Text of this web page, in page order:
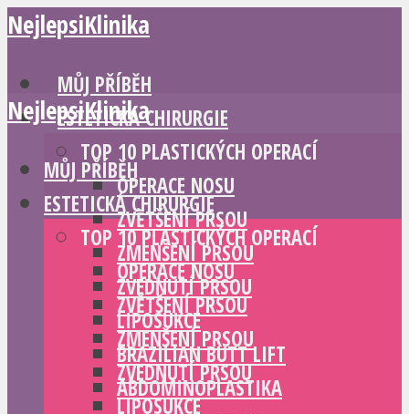
NejlepsiKlinika
MŮJ PŘÍBĚH
ESTETICKÁ CHIRURGIE
TOP 10 PLASTICKÝCH OPERACÍ
OPERACE NOSU
ZVĚTŠENÍ PRSOU
ZMENŠENÍ PRSOU
ZVEDNUTÍ PRSOU
LIPOSUKCE
BRAZILIAN BUTT LIFT
ABDOMINOPLASTIKA
NejlepsiKlinika
MŮJ PŘÍBĚH
ESTETICKÁ CHIRURGIE
TOP 10 PLASTICKÝCH OPERACÍ
OPERACE NOSU
ZVĚTŠENÍ PRSOU
ZMENŠENÍ PRSOU
ZVEDNUTÍ PRSOU
LIPOSUKCE